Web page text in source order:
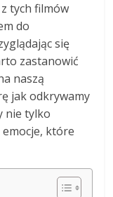
tych filmów
do
się
zastanowić
naszą
jak odkrywamy
nie tylko
które